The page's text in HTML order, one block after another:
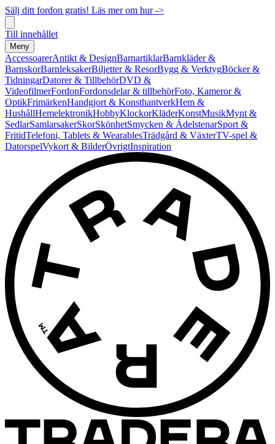
Sälj ditt fordon gratis! Läs mer om hur ->
Till innehållet
Meny
AccessoarerAntikt & DesignBarnartiklarBarnkläder &
BarnskorBarnleksakerBiljetter & ResorBygg & VerktygBöcker &
TidningarDatorer & TillbehörDVD &
VideofilmerFordonFordonsdelar & tillbehörFoto, Kameror &
OptikFrimärkenHandgjort & KonsthantverkHem &
HushållHemelektronikHobbyKlockorKläderKonstMusikMynt &
SedlarSamlarsakerSkorSkönhetSmycken & ÄdelstenarSport &
FritidTelefoni, Tablets & WearablesTrädgård & VäxterTV-spel &
DatorspelVykort & BilderÖvrigtInspiration